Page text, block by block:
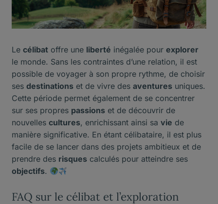
Le célibat offre une liberté inégalée pour explorer
le monde. Sans les contraintes d’une relation, il est
possible de voyager à son propre rythme, de choisir
ses destinations et de vivre des aventures uniques.
Cette période permet également de se concentrer
sur ses propres passions et de découvrir de
nouvelles cultures, enrichissant ainsi sa vie de
manière significative. En étant célibataire, il est plus
facile de se lancer dans des projets ambitieux et de
prendre des risques calculés pour atteindre ses
objectifs.
FAQ sur le célibat et l’exploration